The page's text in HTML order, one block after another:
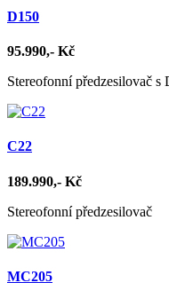
D150
95.990,- Kč
Stereofonní předzesilovač
C22
189.990,- Kč
Stereofonní předzesilovač
MC205